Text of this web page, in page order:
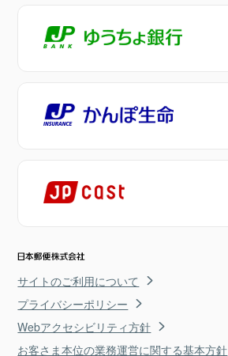
サイトのご利用について
プライバシーポリシー
Webアクセシビリティ方針
お客さま本位の業務運営に関する基本方針